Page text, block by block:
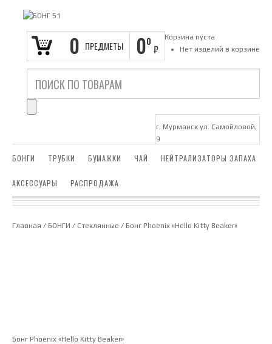
0 ПРЕДМЕТЫ 00
₽
Корзина пуста
Нет изделий в корзине
г. Мурманск ул. Самойловой,
9
БОНГИ ТРУБКИ БУМАЖКИ ЧАЙ НЕЙТРАЛИЗАТОРЫ ЗАПАХА
АКСЕССУАРЫ РАСПРОДАЖА
Главная / БОНГИ / Стеклянные / Бонг Phoenix «Hello Kitty Beaker»
Бонг Phoenix «Hello Kitty Beaker»